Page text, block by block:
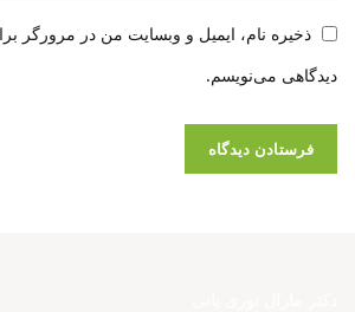
ذخیره نام، ایمیل و وبسایت من در مرورگر
دیدگاهی می‌نویسم.